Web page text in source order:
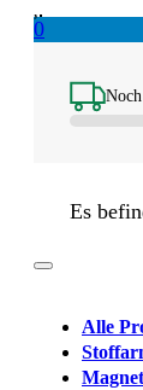
0
Noch
Es
Alle